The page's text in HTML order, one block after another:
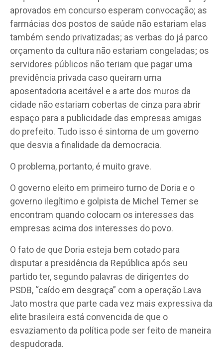
aprovados em concurso esperam convocação; as
farmácias dos postos de saúde não estariam elas
também sendo privatizadas; as verbas do já parco
orçamento da cultura não estariam congeladas; os
servidores públicos não teriam que pagar uma
previdência privada caso queiram uma
aposentadoria aceitável e a arte dos muros da
cidade não estariam cobertas de cinza para abrir
espaço para a publicidade das empresas amigas
do prefeito. Tudo isso é sintoma de um governo
que desvia a finalidade da democracia.
O problema, portanto, é muito grave.
O governo eleito em primeiro turno de Doria e o
governo ilegítimo e golpista de Michel Temer se
encontram quando colocam os interesses das
empresas acima dos interesses do povo.
O fato de que Doria esteja bem cotado para
disputar a presidência da República após seu
partido ter, segundo palavras de dirigentes do
PSDB, “caído em desgraça” com a operação Lava
Jato mostra que parte cada vez mais expressiva da
elite brasileira está convencida de que o
esvaziamento da política pode ser feito de maneira
despudorada.